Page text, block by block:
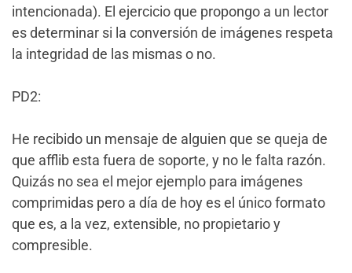
intencionada). El ejercicio que propongo a un lector
es determinar si la conversión de imágenes respeta
la integridad de las mismas o no.
PD2:
He recibido un mensaje de alguien que se queja de
que afflib esta fuera de soporte, y no le falta razón.
Quizás no sea el mejor ejemplo para imágenes
comprimidas pero a día de hoy es el único formato
que es, a la vez, extensible, no propietario y
compresible.